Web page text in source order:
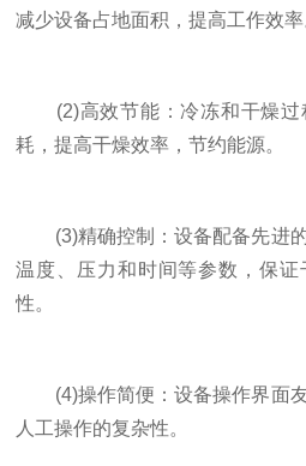
减少设备占地面积，提高工作效率
(2)高效节能：冷冻和干燥过
耗，提高干燥效率，节约能源。
(3)精确控制：设备配备先进的
温度、压力和时间等参数，保
性。
(4)操作简便：设备操作界面友
人工操作的复杂性。